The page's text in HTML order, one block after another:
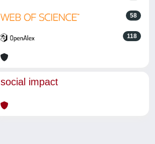
58
118
social impact